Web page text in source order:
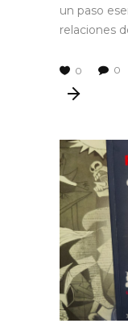
un paso
relaciones
0 0